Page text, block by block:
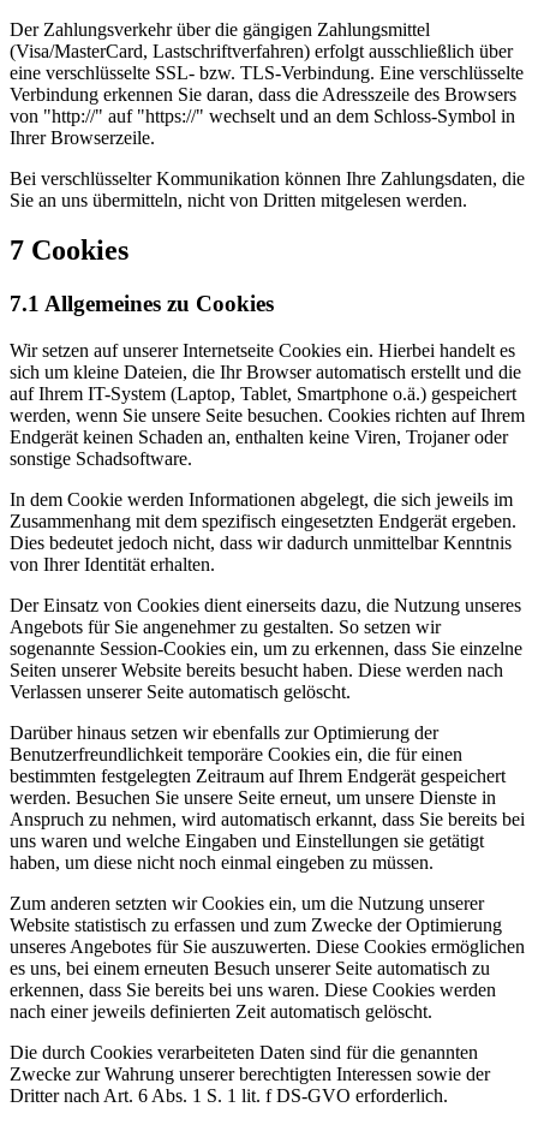
Der Zahlungsverkehr über die gängigen Zahlungsmittel
(Visa/MasterCard, Lastschriftverfahren) erfolgt ausschließlich über
eine verschlüsselte SSL- bzw. TLS-Verbindung. Eine verschlüsselte
Verbindung erkennen Sie daran, dass die Adresszeile des Browsers
von "http://" auf "https://" wechselt und an dem Schloss-Symbol in
Ihrer Browserzeile.
Bei verschlüsselter Kommunikation können Ihre Zahlungsdaten, die
Sie an uns übermitteln, nicht von Dritten mitgelesen werden.
7 Cookies
7.1 Allgemeines zu Cookies
Wir setzen auf unserer Internetseite Cookies ein. Hierbei handelt es
sich um kleine Dateien, die Ihr Browser automatisch erstellt und die
auf Ihrem IT-System (Laptop, Tablet, Smartphone o.ä.) gespeichert
werden, wenn Sie unsere Seite besuchen. Cookies richten auf Ihrem
Endgerät keinen Schaden an, enthalten keine Viren, Trojaner oder
sonstige Schadsoftware.
In dem Cookie werden Informationen abgelegt, die sich jeweils im
Zusammenhang mit dem spezifisch eingesetzten Endgerät ergeben.
Dies bedeutet jedoch nicht, dass wir dadurch unmittelbar Kenntnis
von Ihrer Identität erhalten.
Der Einsatz von Cookies dient einerseits dazu, die Nutzung unseres
Angebots für Sie angenehmer zu gestalten. So setzen wir
sogenannte Session-Cookies ein, um zu erkennen, dass Sie einzelne
Seiten unserer Website bereits besucht haben. Diese werden nach
Verlassen unserer Seite automatisch gelöscht.
Darüber hinaus setzen wir ebenfalls zur Optimierung der
Benutzerfreundlichkeit temporäre Cookies ein, die für einen
bestimmten festgelegten Zeitraum auf Ihrem Endgerät gespeichert
werden. Besuchen Sie unsere Seite erneut, um unsere Dienste in
Anspruch zu nehmen, wird automatisch erkannt, dass Sie bereits bei
uns waren und welche Eingaben und Einstellungen sie getätigt
haben, um diese nicht noch einmal eingeben zu müssen.
Zum anderen setzten wir Cookies ein, um die Nutzung unserer
Website statistisch zu erfassen und zum Zwecke der Optimierung
unseres Angebotes für Sie auszuwerten. Diese Cookies ermöglichen
es uns, bei einem erneuten Besuch unserer Seite automatisch zu
erkennen, dass Sie bereits bei uns waren. Diese Cookies werden
nach einer jeweils definierten Zeit automatisch gelöscht.
Die durch Cookies verarbeiteten Daten sind für die genannten
Zwecke zur Wahrung unserer berechtigten Interessen sowie der
Dritter nach Art. 6 Abs. 1 S. 1 lit. f DS-GVO erforderlich.